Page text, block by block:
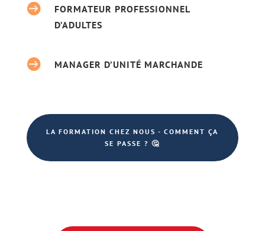

FORMATEUR PROFESSIONNEL
D’ADULTES
 MANAGER D’UNITÉ MARCHANDE
LA FORMATION CHEZ NOUS - COMMENT ÇA
SE PASSE ? 🤔